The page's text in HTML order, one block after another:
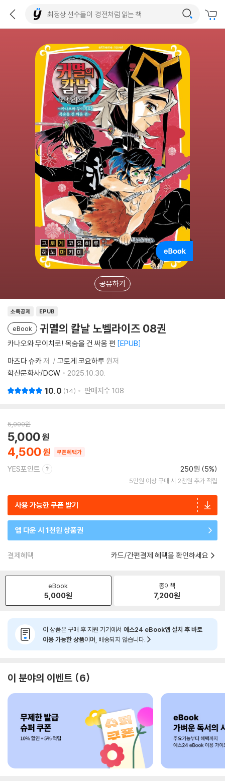
공유하기
소득공제 EPUB
eBook 귀멸의 칼날 노벨라이즈 08권
카나오와 무이치로! 목숨을 건 싸움 편 EPUB
마츠다 슈카저 고토게 코요하루 원저
학산문화사/DCW
2025.10.30.
10.0 14 판매지수 108
5,000원
4,500
5,000
쿠폰혜택가
YES포인트 250원 (5%)
5만원 이상 구매 시 2천원 추가 적립
사용 가능한 쿠폰 받기
앱 다운 시 1천원 상품권
결제혜택 카드/간편결제 혜택을 확인하세요
eBook
5,000원
종이책
7,200원
이 상품은 구매 후 지원 기기에서 예스24 eBook앱 설치 후 바로
이용 가능한 상품이며, 배송되지 않습니다.
이 분야의 이벤트 6